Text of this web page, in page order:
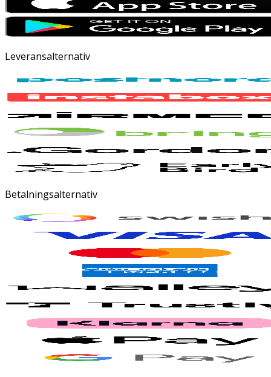
Leveransalternativ
Betalningsalternativ